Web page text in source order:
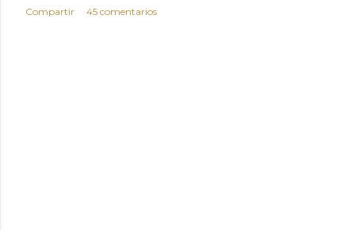
Compartir 45 comentarios